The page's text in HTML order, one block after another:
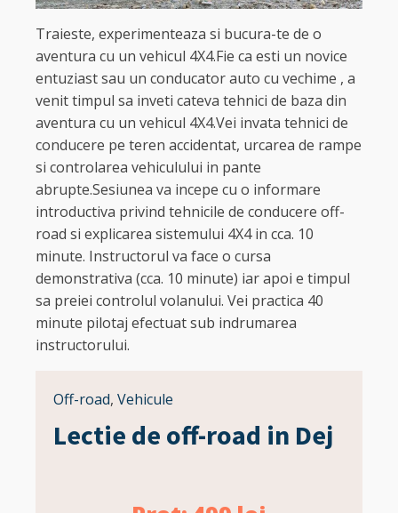
Traieste, experimenteaza si bucura-te de o
aventura cu un vehicul 4X4.Fie ca esti un novice
entuziast sau un conducator auto cu vechime , a
venit timpul sa inveti cateva tehnici de baza din
aventura cu un vehicul 4X4.Vei invata tehnici de
conducere pe teren accidentat, urcarea de rampe
si controlarea vehiculului in pante
abrupte.Sesiunea va incepe cu o informare
introductiva privind tehnicile de conducere off-
road si explicarea sistemului 4X4 in cca. 10
minute. Instructorul va face o cursa
demonstrativa (cca. 10 minute) iar apoi e timpul
sa preiei controlul volanului. Vei practica 40
minute pilotaj efectuat sub indrumarea
instructorului.
Off-road, Vehicule
Lectie de off-road in Dej